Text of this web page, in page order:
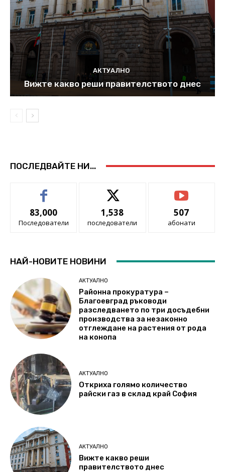
АКТУАЛНО
Вижте какво реши правителството днес
ПОСЛЕДВАЙТЕ НИ...
83,000
Последователи
1,538
последователи
507
абонати
НАЙ-НОВИТЕ НОВИНИ
АКТУАЛНО
Районна прокуратура –
Благоевград ръководи
разследването по три досъдебни
производства за незаконно
отглеждане на растения от рода
на конопа
АКТУАЛНО
Откриха голямо количество
райски газ в склад край София
АКТУАЛНО
Вижте какво реши
правителството днес